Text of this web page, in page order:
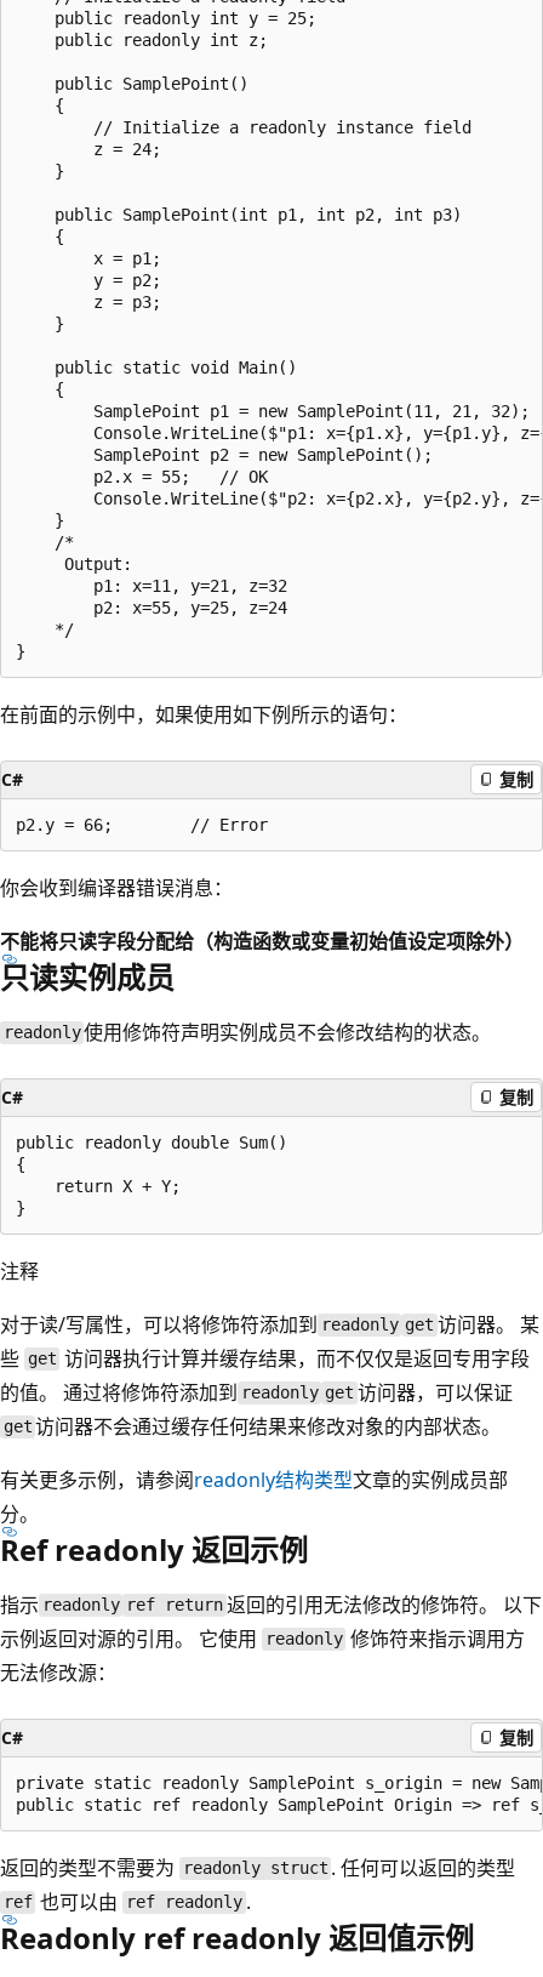
    public readonly int y = 25;
    public readonly int z;
    public SamplePoint()
    {
        // Initialize a readonly instance field
        z = 24;
    }
    public SamplePoint(int p1, int p2, int p3)
    {
        x = p1;
        y = p2;
        z = p3;
    }
    public static void Main()
    {
SamplePoint p1 = new SamplePoint(11, 21, 32);
Console.WriteLine($"p1: x={p1.x}, y={p1.y},
        SamplePoint p2 = new SamplePoint();
        p2.x = 55;   // OK
Console.WriteLine($"p2: x={p2.x}, y={p2.y},
    }
    /*
     Output:
        p1: x=11, y=21, z=32
        p2: x=55, y=25, z=24
    */
在前面的示例中，如果使用如下例所示的语句：
C# 复制
你会收到编译器错误消息：
不能将只读字段分配给（构造函数或变量初始值设定项除外）
只读实例成员
readonly使用修饰符声明实例成员不会修改结构的状态。
C# 复制
public readonly double Sum()
{
    return X + Y;
注释
对于读/写属性，可以将修饰符添加到 readonly get 访问器。 某
些 get 访问器执行计算并缓存结果，而不仅仅是返回专用字段
的值。 通过将修饰符添加到 readonly get 访问器，可以保证
get 访问器不会通过缓存任何结果来修改对象的内部状态。
有关更多示例，请参阅readonly结构类型文章的实例成员部
分。
Ref readonly 返回示例
指示 readonly ref return返回的引用无法修改的修饰符。 以下
示例返回对源的引用。 它使用
readonly 修饰符来指示调用方
无法修改源：
C# 复制
private static readonly SamplePoint s_origin = new
返回的类型不需要为 readonly struct . 任何可以返回的类型
ref 也可以由 ref readonly .
Readonly ref readonly 返回值示例